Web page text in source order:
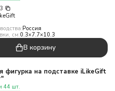
Россия
см:0.3×7.7×10.3
В корзину
фигурка на подставке iLikeGift
44 шт.